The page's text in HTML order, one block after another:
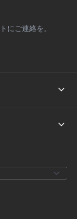
にご連絡を。